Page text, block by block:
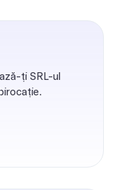
ți SRL-ul